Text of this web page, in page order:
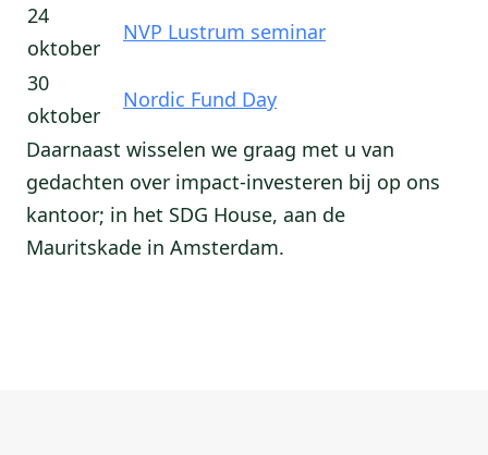
24
oktober
NVP Lustrum seminar
30
oktober
Nordic Fund Day
Daarnaast wisselen we graag met u van
gedachten over impact-investeren bij op ons
kantoor; in het SDG House, aan de
Mauritskade in Amsterdam.